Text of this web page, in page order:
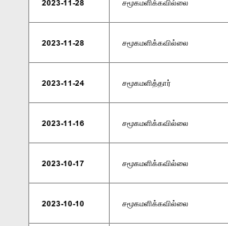
2023-11-28 சமூகமளிக்கவில்லை
2023-11-28 சமூகமளிக்கவில்லை
2023-11-24 சமூகமளித்தார்
2023-11-16 சமூகமளிக்கவில்லை
2023-10-17 சமூகமளிக்கவில்லை
2023-10-10 சமூகமளிக்கவில்லை